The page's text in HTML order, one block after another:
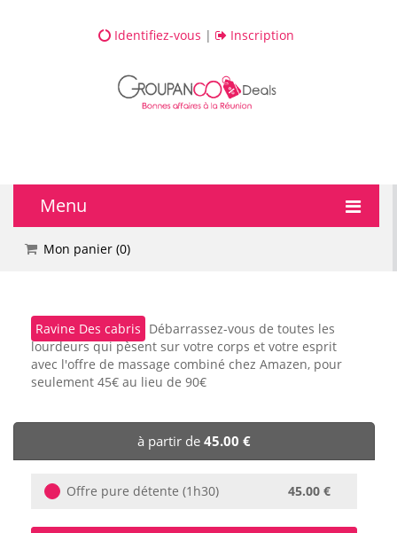
Identifiez-vous | Inscription
Menu
🔥 DEALS
💅 Beauté
🎯 Loisirs
🏨 Hôtels
🎈 Événements
Mon panier (0)
Ravine Des cabris Débarrassez-vous de toutes les
lourdeurs qui pèsent sur votre corps et votre esprit
avec l'offre de massage combiné chez Amazen, pour
seulement 45€ au lieu de 90€
à partir de 45.00 €
Offre pure détente (1h30) 45.00 €